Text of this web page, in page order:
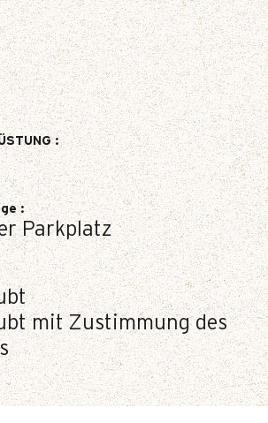
:
:
Parkplatz
mit Zustimmung des